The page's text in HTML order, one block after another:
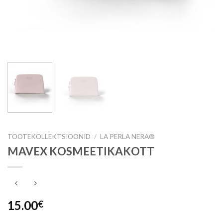
TOOTEKOLLEKTSIOONID / LA PERLA NERA®
MAVEX KOSMEETIKAKOTT
15.00€